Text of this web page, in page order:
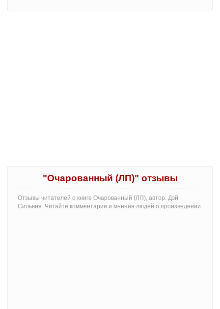
"Очарованный (ЛП)" отзывы
Отзывы читателей о книге Очарованный (ЛП), автор: Дэй
Сильвия. Читайте комментарии и мнения людей о произведении.